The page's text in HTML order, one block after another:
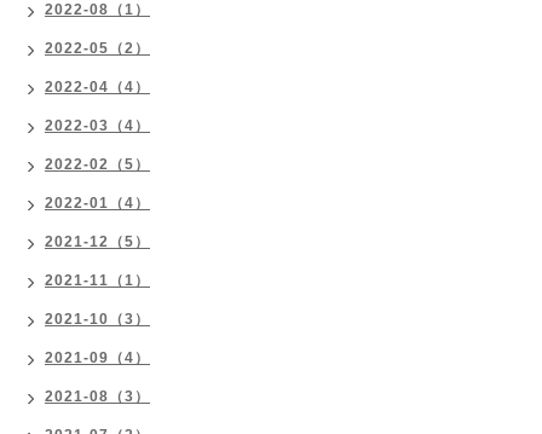
2022-08（1）
2022-05（2）
2022-04（4）
2022-03（4）
2022-02（5）
2022-01（4）
2021-12（5）
2021-11（1）
2021-10（3）
2021-09（4）
2021-08（3）